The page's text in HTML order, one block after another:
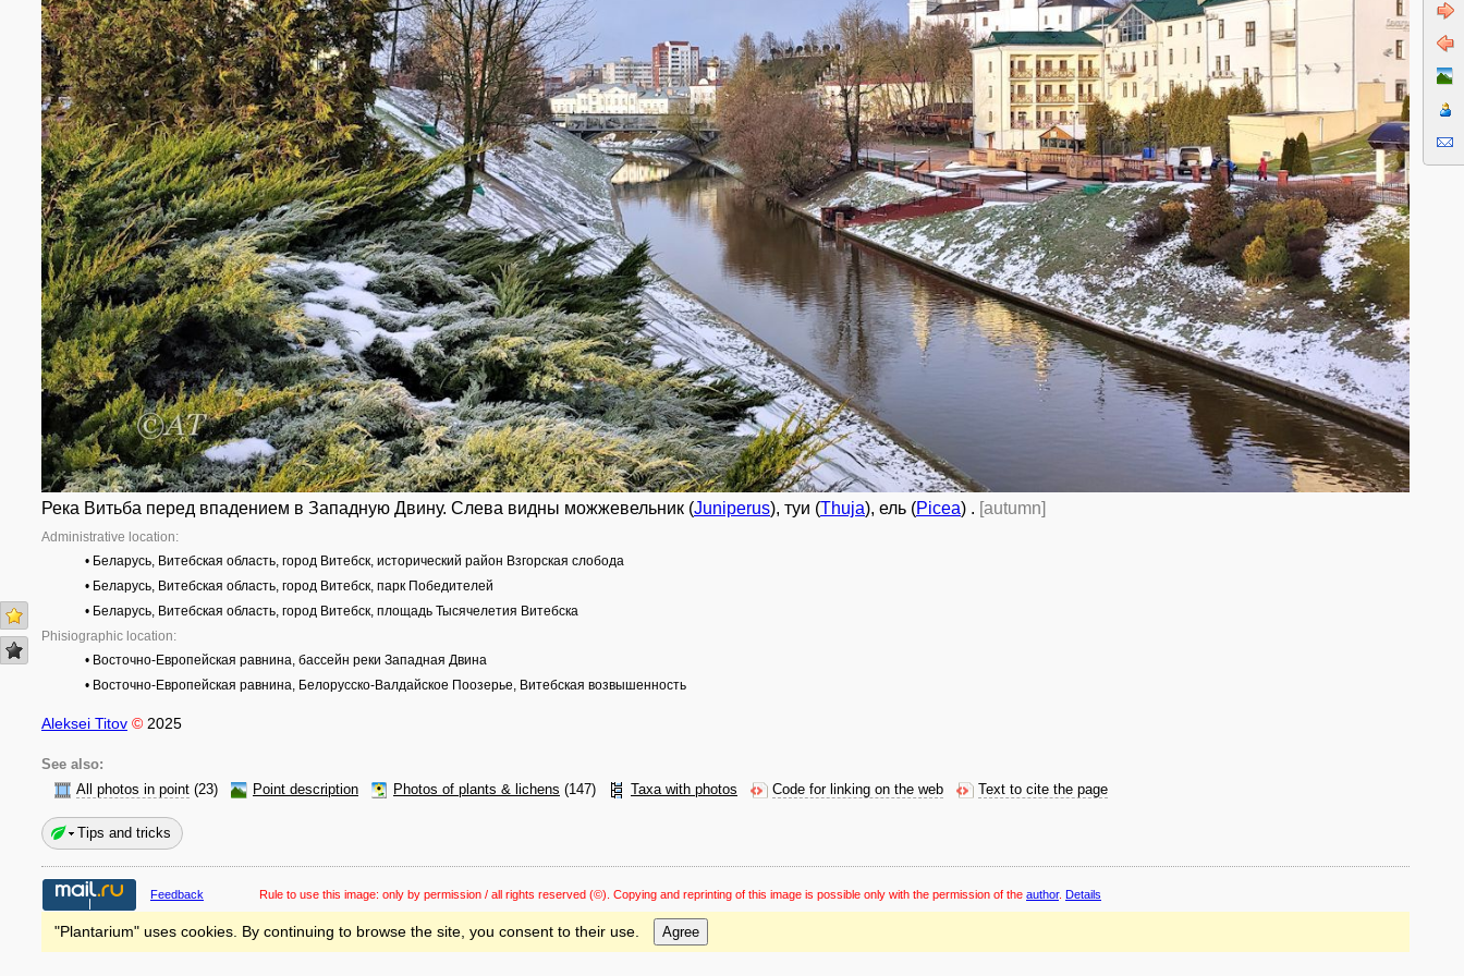
Река Витьба перед впадением в Западную Двину. Слева видны можжевельник (Juniperus), туи (Thuja), ель (Picea) . [autumn]
Administrative location:
• Беларусь, Витебская область, город Витебск, исторический район Взгорская слобода
• Беларусь, Витебская область, город Витебск, парк Победителей
• Беларусь, Витебская область, город Витебск, площадь Тысячелетия Витебска
Phisiographic location:
• Восточно-Европейская равнина, бассейн реки Западная Двина
• Восточно-Европейская равнина, Белорусско-Валдайское Поозерье, Витебская возвышенность
Aleksei Titov © 2025
See also:
All photos in point (23) Point description Photos of plants & lichens (147) Taxa with photos Code for linking on the web Text to cite the page
Tips and tricks
Feedback Rule to use this image: only by permission / all rights reserved (©). Copying and reprinting of this image is possible only with the permission of the author. Details
"Plantarium" uses cookies. By continuing to browse the site, you consent to their use. Agree